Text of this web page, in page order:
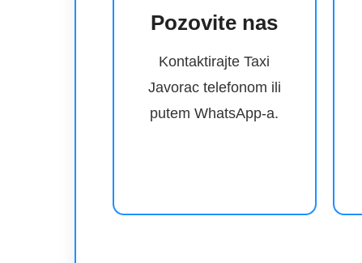
Pozovite nas
Kontaktirajte Taxi
Javorac telefonom ili
putem WhatsApp-a.